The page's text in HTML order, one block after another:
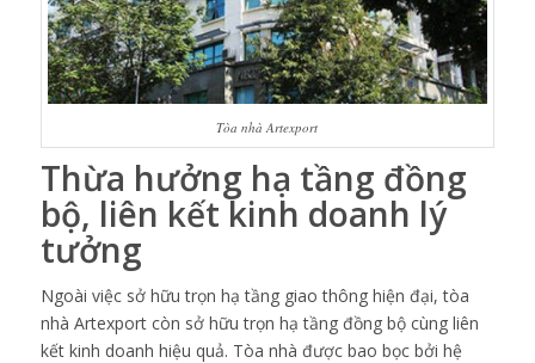
Tòa nhà Artexport
Thừa hưởng hạ tầng đồng
bộ, liên kết kinh doanh lý
tưởng
Ngoài việc sở hữu trọn hạ tầng giao thông hiện đại, tòa
nhà Artexport còn sở hữu trọn hạ tầng đồng bộ cùng liên
kết kinh doanh hiệu quả. Tòa nhà được bao bọc bởi hệ